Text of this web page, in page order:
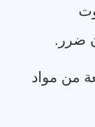
ضرر .
من مواد